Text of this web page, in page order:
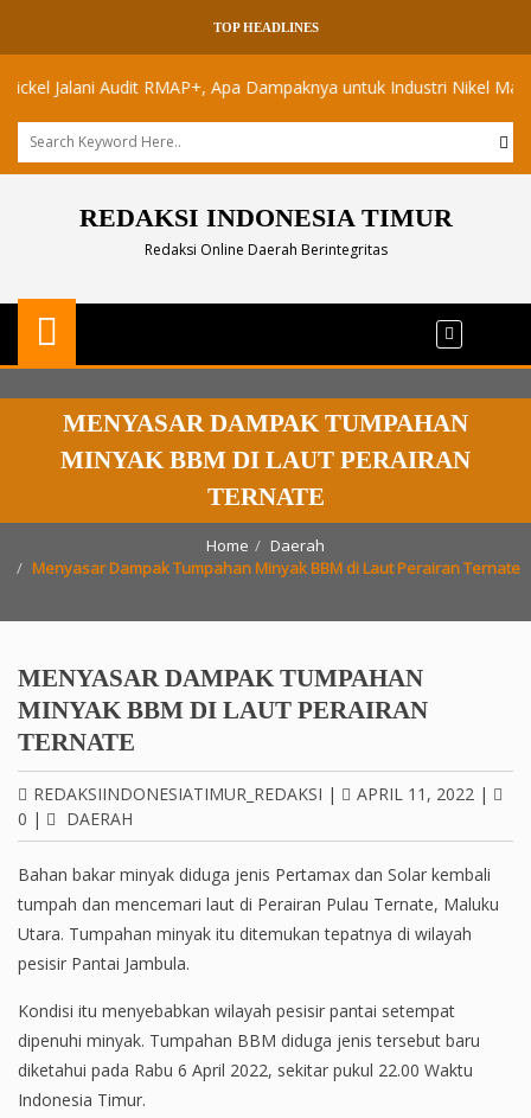
TOP HEADLINES
Audit RMAP+, Apa Dampaknya untuk Industri Nikel Maluku
REDAKSI INDONESIA TIMUR
Redaksi Online Daerah Berintegritas
MENYASAR DAMPAK TUMPAHAN
MINYAK BBM DI LAUT PERAIRAN
TERNATE
Home
Daerah
Menyasar Dampak Tumpahan Minyak BBM di Laut Perairan Ternate
MENYASAR DAMPAK TUMPAHAN
MINYAK BBM DI LAUT PERAIRAN
TERNATE
REDAKSIINDONESIATIMUR_REDAKSI | APRIL 11, 2022 |
0 | DAERAH
Bahan bakar minyak diduga jenis Pertamax dan Solar kembali
tumpah dan mencemari laut di Perairan Pulau Ternate, Maluku
Utara. Tumpahan minyak itu ditemukan tepatnya di wilayah
pesisir Pantai Jambula.
Kondisi itu menyebabkan wilayah pesisir pantai setempat
dipenuhi minyak. Tumpahan BBM diduga jenis tersebut baru
diketahui pada Rabu 6 April 2022, sekitar pukul 22.00 Waktu
Indonesia Timur.